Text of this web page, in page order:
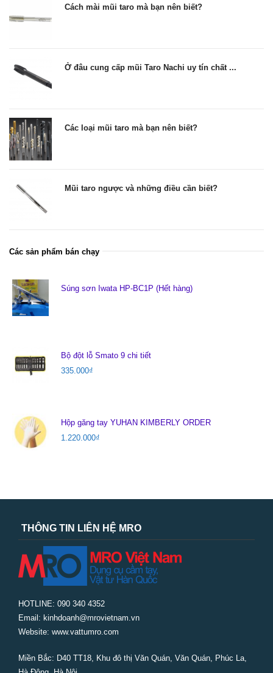
Cách mài mũi taro mà bạn nên biết?
Ở đâu cung cấp mũi Taro Nachi uy tín chất ...
Các loại mũi taro mà bạn nên biết?
Mũi taro ngược và những điều cần biết?
Các sản phẩm bán chạy
Súng sơn Iwata HP-BC1P (Hết hàng)
Bộ đột lỗ Smato 9 chi tiết
335.000₫
Hộp găng tay YUHAN KIMBERLY ORDER
1.220.000₫
THÔNG TIN LIÊN HỆ MRO
HOTLINE: 090 340 4352
Email: kinhdoanh@mrovietnam.vn
Website: www.vattumro.com
Miền Bắc: D40 TT18, Khu đô thị Văn Quán, Văn Quán, Phúc La,